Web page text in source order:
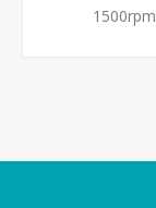
1500rpm